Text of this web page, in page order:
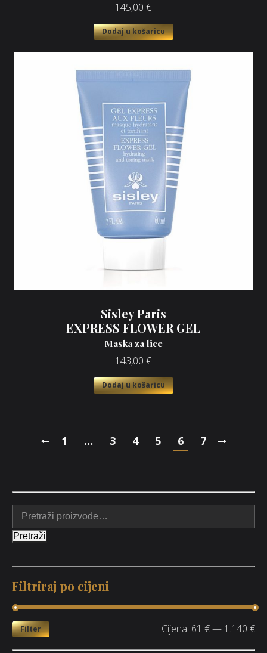
145,00 €
Dodaj u košaricu
Sisley Paris
EXPRESS FLOWER GEL
Maska za lice
143,00 €
Dodaj u košaricu
1 … 3 4 5 6 7
Pretraži
Filtriraj po cijeni
Filter Cijena: 61 €— 1.140 €